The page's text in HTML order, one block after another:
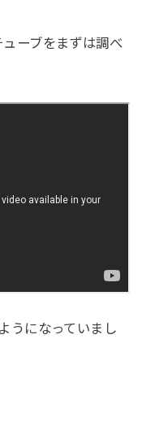
ーブをまずは調べ
うになっていまし